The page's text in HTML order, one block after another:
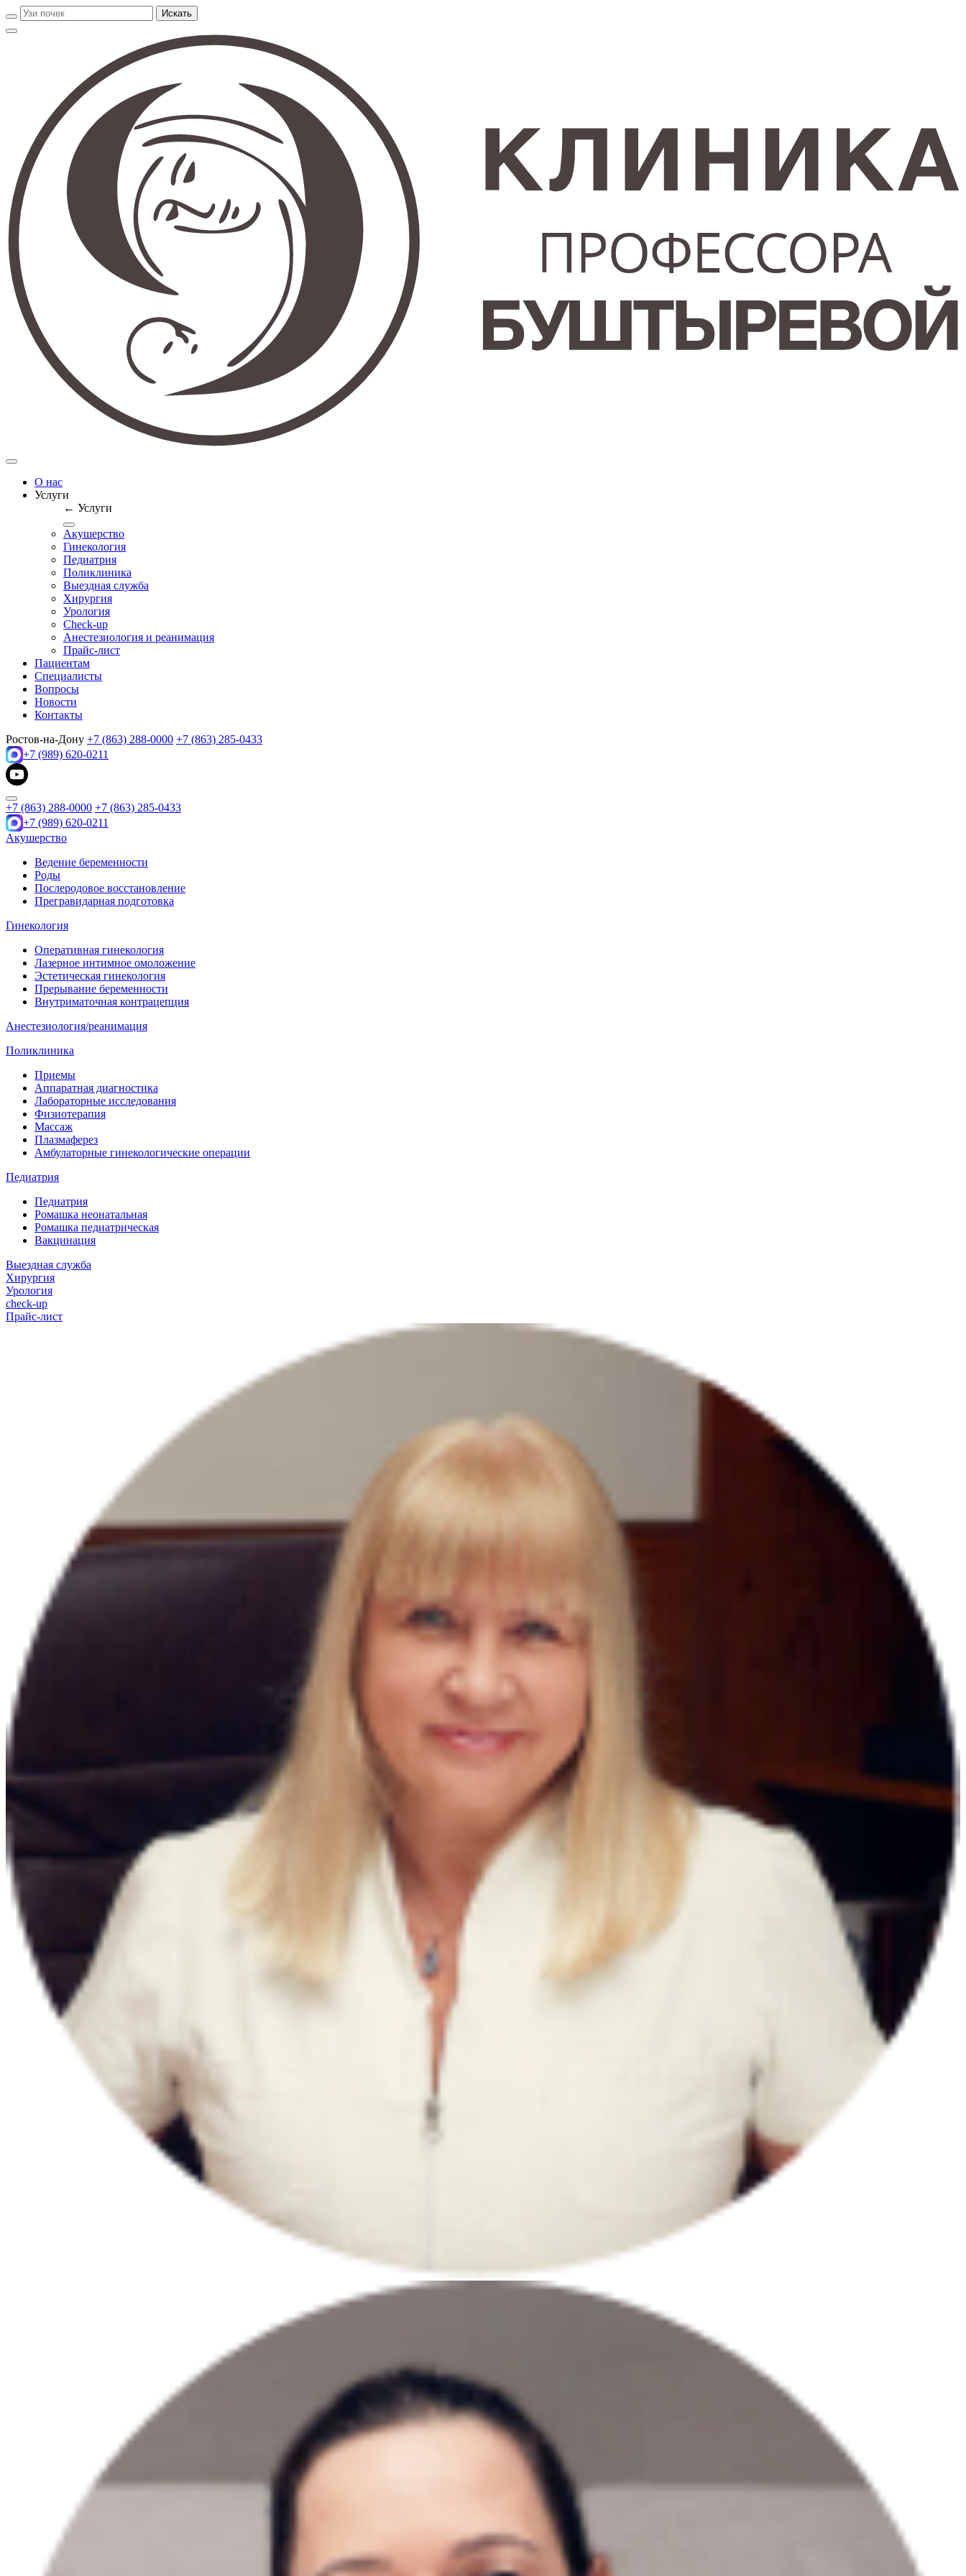
О нас
Услуги
← Услуги
Акушерство
Гинекология
Педиатрия
Поликлиника
Выездная служба
Хирургия
Урология
Check-up
Анестезиология и реанимация
Прайс-лист
Пациентам
Специалисты
Вопросы
Новости
Контакты
Ростов-на-Дону +7 (863) 288-0000 +7 (863) 285-0433
+7 (989) 620-0211
+7 (863) 288-0000 +7 (863) 285-0433
+7 (989) 620-0211
Акушерство
Ведение беременности
Роды
Послеродовое восстановление
Прегравидарная подготовка
Гинекология
Оперативная гинекология
Лазерное интимное омоложение
Эстетическая гинекология
Прерывание беременности
Внутриматочная контрацепция
Анестезиология/реанимация
Поликлиника
Приемы
Аппаратная диагностика
Лабораторные исследования
Физиотерапия
Массаж
Плазмаферез
Амбулаторные гинекологические операции
Педиатрия
Педиатрия
Ромашка неонатальная
Ромашка педиатрическая
Вакцинация
Выездная служба
Хирургия
Урология
check-up
Прайс-лист